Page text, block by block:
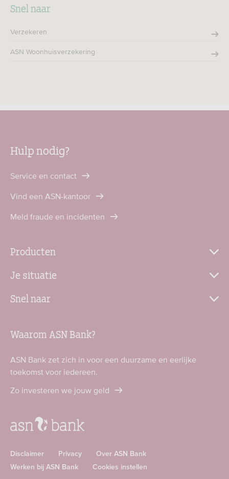
Snel naar
Verzekeren
ASN Woonhuisverzekering
Hulp nodig?
Service en contact
Vind een ASN-kantoor
Meld fraude en incidenten
Producten
Je situatie
Snel naar
Waarom ASN Bank?
ASN Bank zet zich in voor een duurzame en eerlijke
toekomst voor iedereen.
Zo investeren we jouw geld
Disclaimer Privacy
Over ASN Bank
Werken bij ASN Bank
Cookies instellen